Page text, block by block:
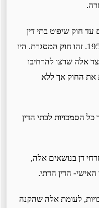
חוק שיפוט בתי דין
רבניים – נישואין וגירושין תשי"ג -1953. זהו חוק המסגרת. היו
אלה שרצו להרחיבו
את החוק אך ללא
הסמכויות לבתי הדין
דן בנושאים אלה,
הדין הדתי.
לעומת אלה שהקנה